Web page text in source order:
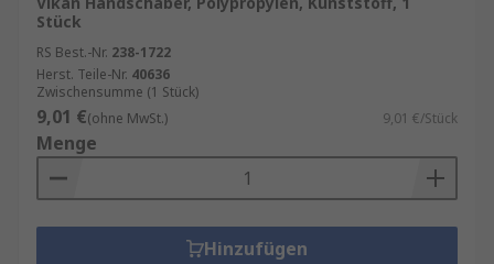
Stück
RS Best.-Nr. 238-1722
Herst. Teile-Nr. 40636
Zwischensumme (1 Stück)
9,01 €(ohne MwSt.) 9,01 €/Stück
Menge
Hinzufügen